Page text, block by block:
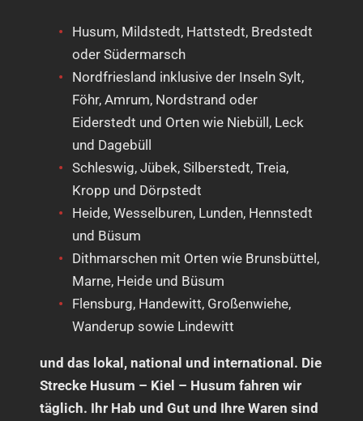
Husum, Mildstedt, Hattstedt, Bredstedt
oder Südermarsch
Nordfriesland inklusive der Inseln Sylt,
Föhr, Amrum, Nordstrand oder
Eiderstedt und Orten wie Niebüll, Leck
und Dagebüll
Schleswig, Jübek, Silberstedt, Treia,
Kropp und Dörpstedt
Heide, Wesselburen, Lunden, Hennstedt
und Büsum
Dithmarschen mit Orten wie Brunsbüttel,
Marne, Heide und Büsum
Flensburg, Handewitt, Großenwiehe,
Wanderup sowie Lindewitt
und das lokal, national und international. Die
Strecke Husum – Kiel – Husum fahren wir
täglich. Ihr Hab und Gut und Ihre Waren sind